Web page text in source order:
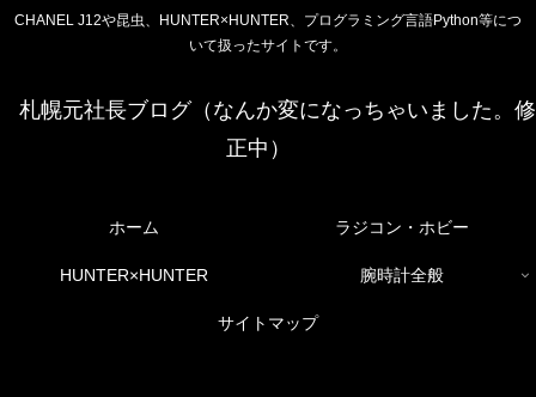
CHANEL J12や昆虫、HUNTER×HUNTER、プログラミング言語Python等につ
いて扱ったサイトです。
札幌元社長ブログ（なんか変になっちゃいました。修
正中）
ホーム ラジコン・ホビー
HUNTER×HUNTER 腕時計全般
サイトマップ